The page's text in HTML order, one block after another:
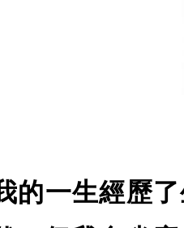
的一生經歷